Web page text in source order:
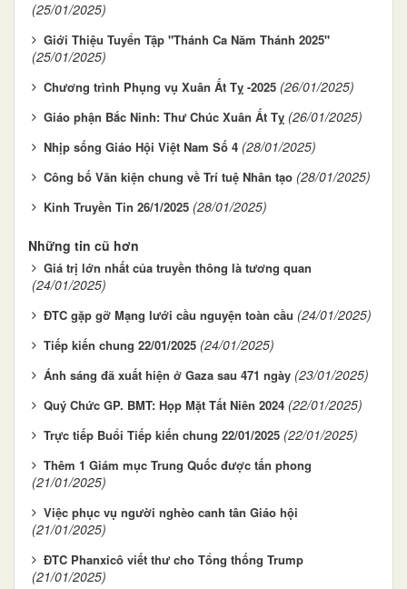
(25/01/2025)
Giới Thiệu Tuyển Tập "Thánh Ca Năm Thánh 2025"
(25/01/2025)
Chương trình Phụng vụ Xuân Ất Tỵ -2025 (26/01/2025)
Giáo phận Bắc Ninh: Thư Chúc Xuân Ất Tỵ (26/01/2025)
Nhịp sống Giáo Hội Việt Nam Số 4 (28/01/2025)
Công bố Văn kiện chung về Trí tuệ Nhân tạo (28/01/2025)
Kinh Truyền Tin 26/1/2025 (28/01/2025)
Những tin cũ hơn
Giá trị lớn nhất của truyền thông là tương quan
(24/01/2025)
ĐTC gặp gỡ Mạng lưới cầu nguyện toàn cầu (24/01/2025)
Tiếp kiến chung 22/01/2025 (24/01/2025)
Ánh sáng đã xuất hiện ở Gaza sau 471 ngày (23/01/2025)
Quý Chức GP. BMT: Họp Mặt Tất Niên 2024 (22/01/2025)
Trực tiếp Buổi Tiếp kiến chung 22/01/2025 (22/01/2025)
Thêm 1 Giám mục Trung Quốc được tấn phong
(21/01/2025)
Việc phục vụ người nghèo canh tân Giáo hội
(21/01/2025)
ĐTC Phanxicô viết thư cho Tổng thống Trump
(21/01/2025)